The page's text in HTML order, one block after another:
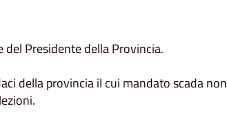
Presidente della Provincia.
della provincia il cui mandato scada non